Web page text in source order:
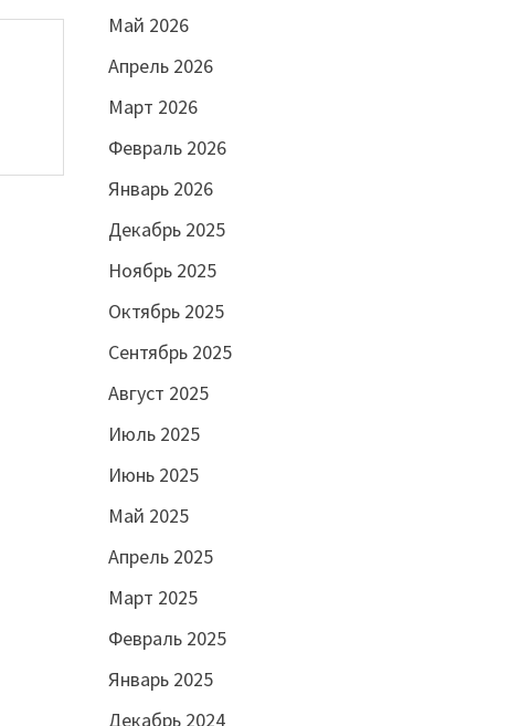
Май 2026
Апрель 2026
Март 2026
Февраль 2026
Январь 2026
Декабрь 2025
Ноябрь 2025
Октябрь 2025
Сентябрь 2025
Август 2025
Июль 2025
Июнь 2025
Май 2025
Апрель 2025
Март 2025
Февраль 2025
Январь 2025
Декабрь 2024